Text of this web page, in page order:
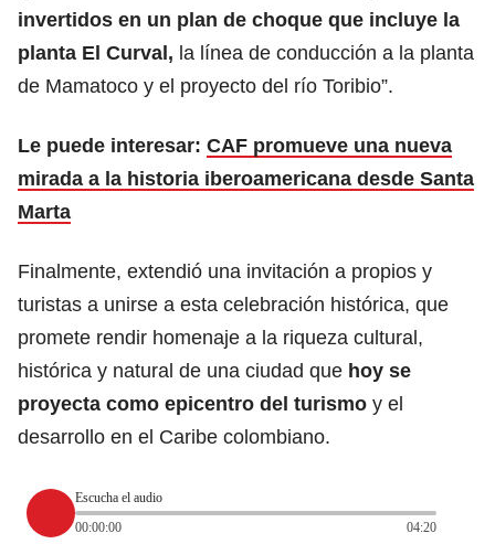
invertidos en un plan de choque que incluye la
planta El Curval, la línea de conducción a la planta
de Mamatoco y el proyecto del río Toribio”.
Le puede interesar: CAF promueve una nueva
mirada a la historia iberoamericana desde Santa
Marta
Finalmente, extendió una invitación a propios y
turistas a unirse a esta celebración histórica, que
promete rendir homenaje a la riqueza cultural,
histórica y natural de una ciudad que hoy se
proyecta como epicentro del turismo y el
desarrollo en el Caribe colombiano.
Escucha el audio
00:00:00
04:20